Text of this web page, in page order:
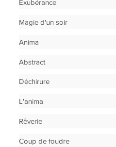
Exubérance
Magie d'un soir
Anima
Abstract
Déchirure
L'anima
Rêverie
Coup de foudre